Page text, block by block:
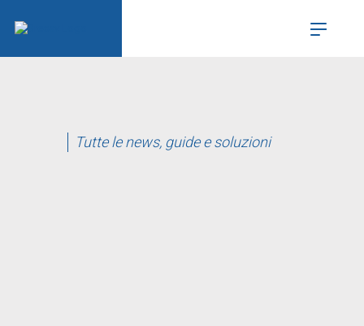
Tutte le news, guide e soluzioni